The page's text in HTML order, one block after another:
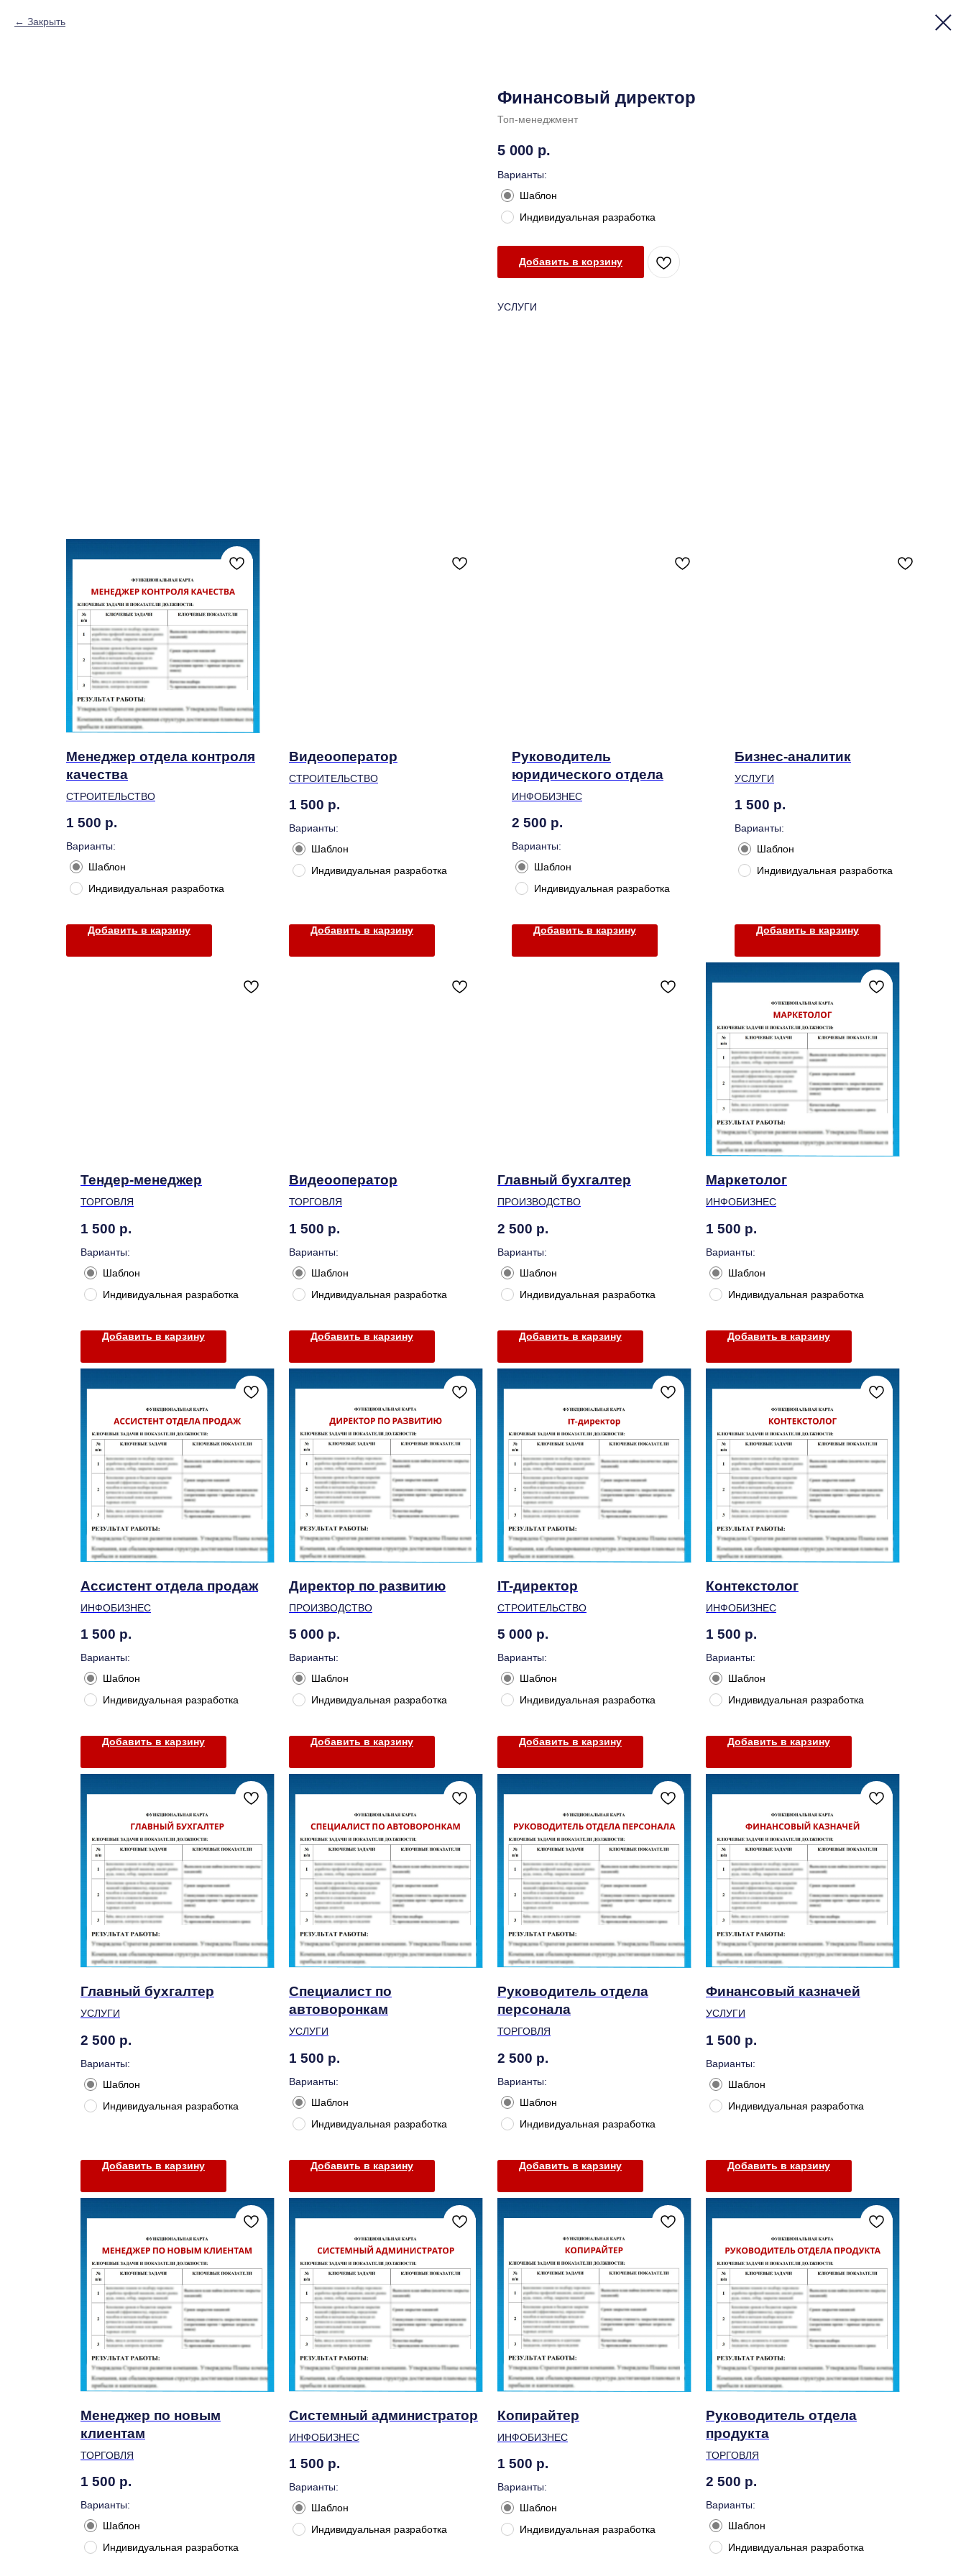
Закрыть
Финансовый директор
Топ-менеджмент
5 000 р.
Варианты:
Шаблон
Индивидуальная разработка
Добавить в корзину
УСЛУГИ
Менеджер отдела контроля
качества
СТРОИТЕЛЬСТВО
1 500 р.
Варианты:
Шаблон
Индивидуальная разработка
Добавить в карзину
Видеооператор
СТРОИТЕЛЬСТВО
1 500 р.
Варианты:
Шаблон
Индивидуальная разработка
Добавить в карзину
Руководитель
юридического отдела
ИНФОБИЗНЕС
2 500 р.
Варианты:
Шаблон
Индивидуальная разработка
Добавить в карзину
Бизнес-аналитик
УСЛУГИ
1 500 р.
Варианты:
Шаблон
Индивидуальная разработка
Добавить в карзину
Тендер-менеджер
ТОРГОВЛЯ
1 500 р.
Варианты:
Шаблон
Индивидуальная разработка
Добавить в карзину
Видеооператор
ТОРГОВЛЯ
1 500 р.
Варианты:
Шаблон
Индивидуальная разработка
Добавить в карзину
Главный бухгалтер
ПРОИЗВОДСТВО
2 500 р.
Варианты:
Шаблон
Индивидуальная разработка
Добавить в карзину
Маркетолог
ИНФОБИЗНЕС
1 500 р.
Варианты:
Шаблон
Индивидуальная разработка
Добавить в карзину
Ассистент отдела продаж
ИНФОБИЗНЕС
1 500 р.
Варианты:
Шаблон
Индивидуальная разработка
Добавить в карзину
Директор по развитию
ПРОИЗВОДСТВО
5 000 р.
Варианты:
Шаблон
Индивидуальная разработка
Добавить в карзину
IT-директор
СТРОИТЕЛЬСТВО
5 000 р.
Варианты:
Шаблон
Индивидуальная разработка
Добавить в карзину
Контекстолог
ИНФОБИЗНЕС
1 500 р.
Варианты:
Шаблон
Индивидуальная разработка
Добавить в карзину
Главный бухгалтер
УСЛУГИ
2 500 р.
Варианты:
Шаблон
Индивидуальная разработка
Добавить в карзину
Специалист по
автоворонкам
УСЛУГИ
1 500 р.
Варианты:
Шаблон
Индивидуальная разработка
Добавить в карзину
Руководитель отдела
персонала
ТОРГОВЛЯ
2 500 р.
Варианты:
Шаблон
Индивидуальная разработка
Добавить в карзину
Финансовый казначей
УСЛУГИ
1 500 р.
Варианты:
Шаблон
Индивидуальная разработка
Добавить в карзину
Менеджер по новым
клиентам
ТОРГОВЛЯ
1 500 р.
Варианты:
Шаблон
Индивидуальная разработка
Системный администратор
ИНФОБИЗНЕС
1 500 р.
Варианты:
Шаблон
Индивидуальная разработка
Копирайтер
ИНФОБИЗНЕС
1 500 р.
Варианты:
Шаблон
Индивидуальная разработка
Руководитель отдела
продукта
ТОРГОВЛЯ
2 500 р.
Варианты:
Шаблон
Индивидуальная разработка